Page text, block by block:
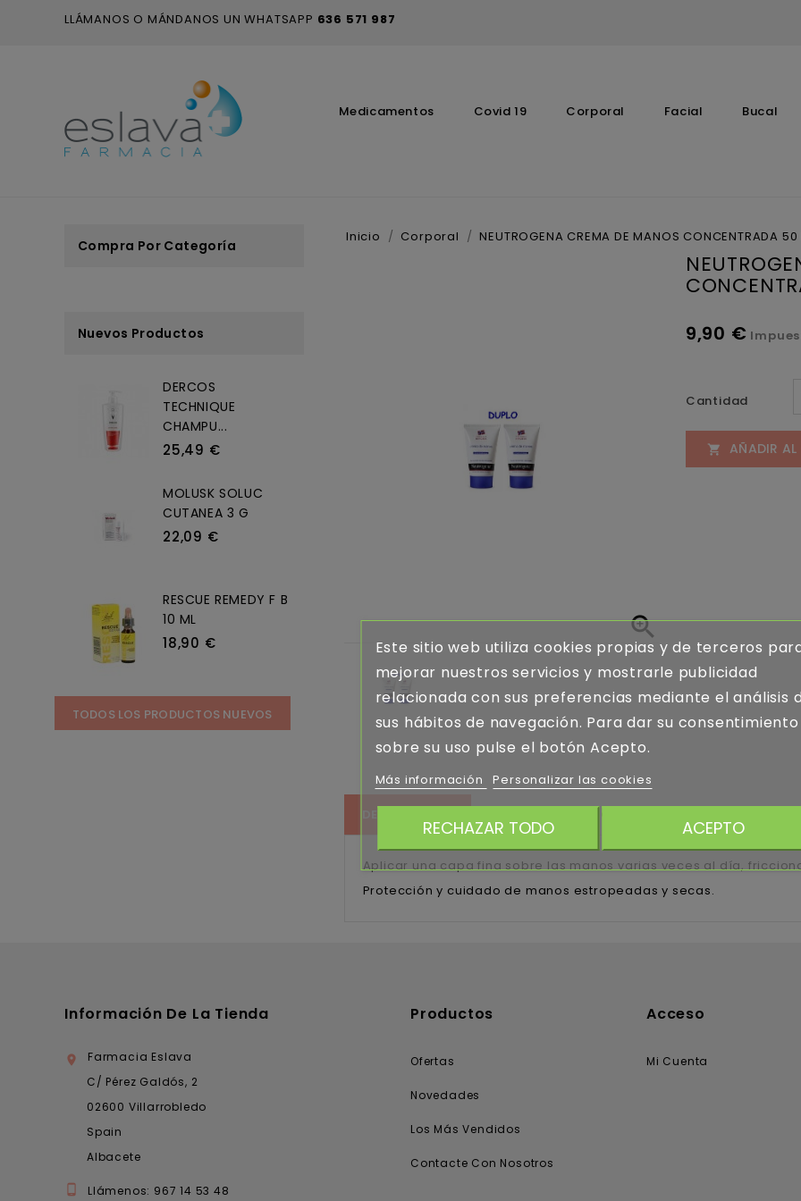
LLÁMANOS O MÁNDANOS UN WHATSAPP 636 571 987
Medicamentos Covid 19 Corporal Facial Bucal
Compra Por Categoría
Nuevos Productos
DERCOS
TECHNIQUE
CHAMPU...
25,49 €
MOLUSK SOLUC
CUTANEA 3 G
22,09 €
RESCUE REMEDY F B
10 ML
18,90 €
TODOS LOS PRODUCTOS NUEVOS
Inicio Corporal NEUTROGENA CREMA DE MANOS CONCENTRADA 50

9,90 €
Cantidad
 AÑADIR
Aplicar una capa fina sobre las manos varias veces al día,
Protección y cuidado de manos estropeadas y secas.
Información De La Tienda

Farmacia Eslava
C/ Pérez Galdós, 2
02600 Villarrobledo
Spain
Albacete
 Llámenos: 967 14 53 48
Productos
Ofertas
Novedades
Los Más Vendidos
Contacte Con Nosotros
Acceso
Mi Cuenta
Este sitio web utiliza cookies propias y de terceros
mejorar nuestros servicios y mostrarle publicidad
relacionada con sus preferencias mediante el análisis
sus hábitos de navegación. Para dar su consentimiento
sobre su uso pulse el botón Acepto.
Más información Personalizar las cookies
RECHAZAR TODO ACEPTO